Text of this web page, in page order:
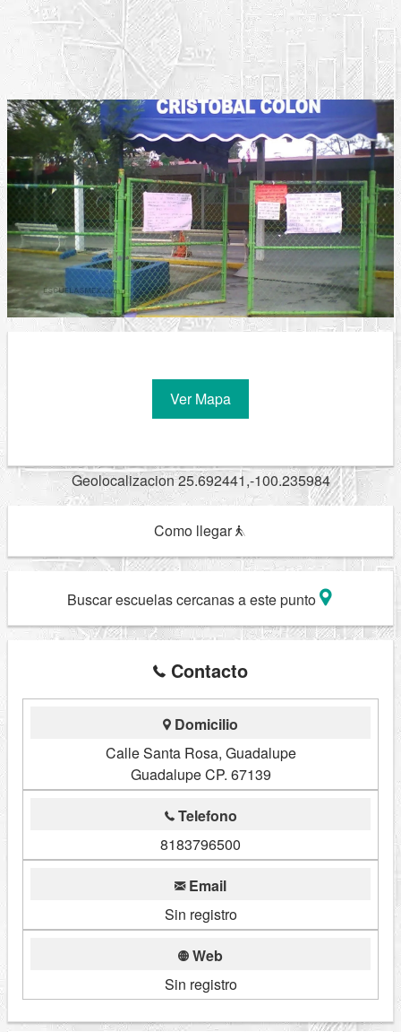
Ver Mapa
Geolocalizacion 25.692441,-100.235984
Como llegar
Buscar escuelas cercanas a este punto
Contacto
Domicilio
Calle Santa Rosa, Guadalupe
Guadalupe CP. 67139
Telefono
8183796500
Email
Sin registro
Web
Sin registro